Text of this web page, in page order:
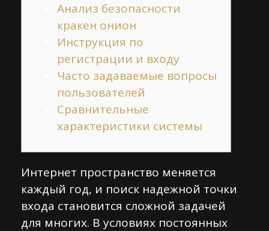
Анализ безопасности
кракен онион
Инструкция по
регистрации и входу
Часто задаваемые вопросы
пользователей
Сравнительные
характеристики системы
Интернет пространство меняется
каждый год, и поиск надежной точки
входа становится сложной задачей
для многих. В условиях постоянных